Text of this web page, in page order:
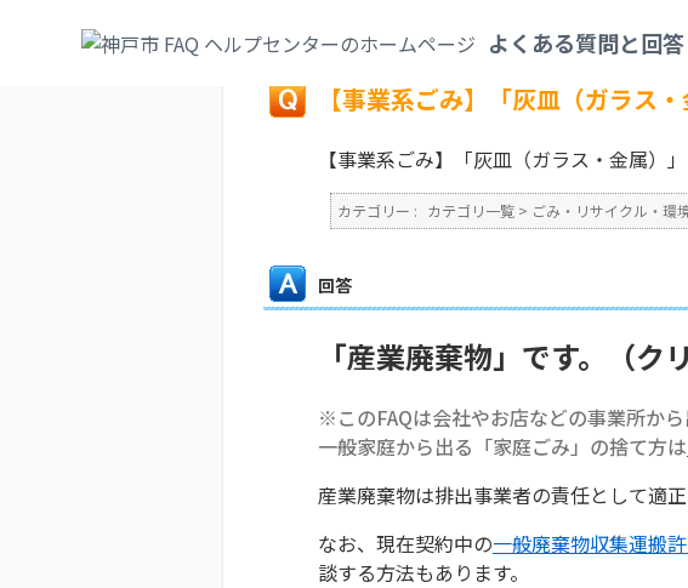
よくある質問と回答
戻る
【事業系ごみ】「灰皿（ガラス
【事業系ごみ】「灰皿（ガラス・金属）
カテゴリー : カテゴリ一覧 > ごみ・リサイクル・環
回答
「産業廃棄物」です。（ク
※このFAQは会社やお店などの事業所か
一般家庭から出る「家庭ごみ」の捨て方は
産業廃棄物は排出事業者の責任として適
なお、現在契約中の一般廃棄物収集運搬
談する方法もあります。